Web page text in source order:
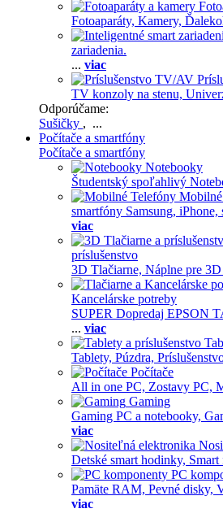
Fotoaparáty, Kamery,
zariadenia.
... viac
TV konzoly na stenu,
Odporúčame:
Sušičky , ...
Počítače a smartfóny
Počítače a smartfóny
Notebooky
Študentský spoľahlivý
smartfóny Samsung, iPhone,
viac
príslušenstvo
3D Tlačiarne, Náplne pre
Kancelárske potreby
SUPER Dopredaj EPSON
... viac
Tablety, Púzdra,
Počítače
All in one PC, Zostavy PC,
Gaming
Gaming PC a notebooky,
viac
Detské smart hodinky, Smart
PC
Pamäte RAM, Pevné disky,
viac